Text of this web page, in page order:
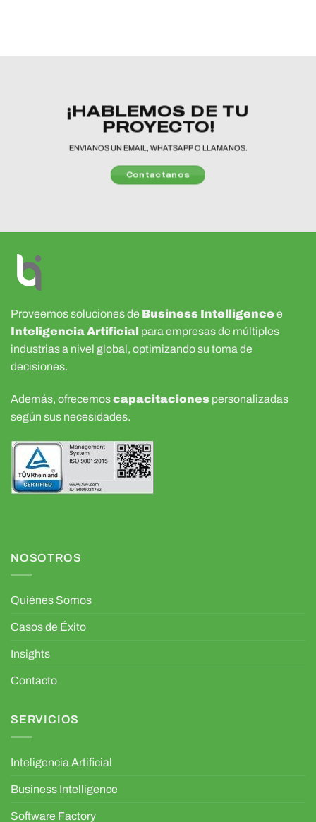
¡HABLEMOS DE TU
PROYECTO!
ENVIANOS UN EMAIL, WHATSAPP O LLAMANOS.
Contactanos
Proveemos soluciones de Business Intelligence e
Inteligencia Artificial para empresas de múltiples
industrias a nivel global, optimizando su toma de
decisiones.
Además, ofrecemoscapacitaciones personalizadas
según sus necesidades.
NOSOTROS
Quiénes Somos
Casos de Éxito
Insights
Contacto
SERVICIOS
Inteligencia Artificial
Business Intelligence
Software Factory